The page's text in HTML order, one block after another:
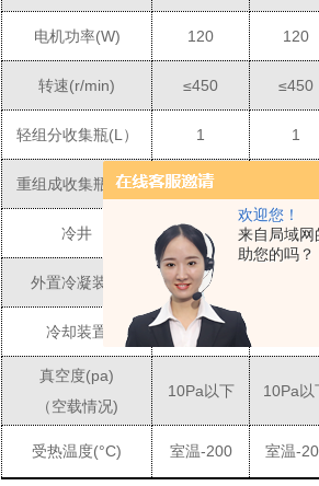
欢迎您！
来自局域网
助您的吗？
电机功率(W) 120 120
转速(r/min) ≤450 ≤450
轻组分收集瓶(L ） 1 1
重组成收集瓶 (L） 1
冷井 有 有
外置冷凝装置 有
冷却装置 有
真空度(pa)
（空载情况)
10Pa以下 10Pa以
受热温度(°C) 室温-200 室温-